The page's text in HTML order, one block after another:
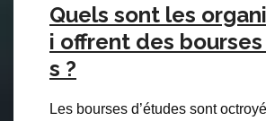
Quels sont les
i offrent des bourses
s ?
Les bourses d’études sont